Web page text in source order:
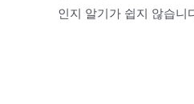
인지 알기가 쉽지 않습니